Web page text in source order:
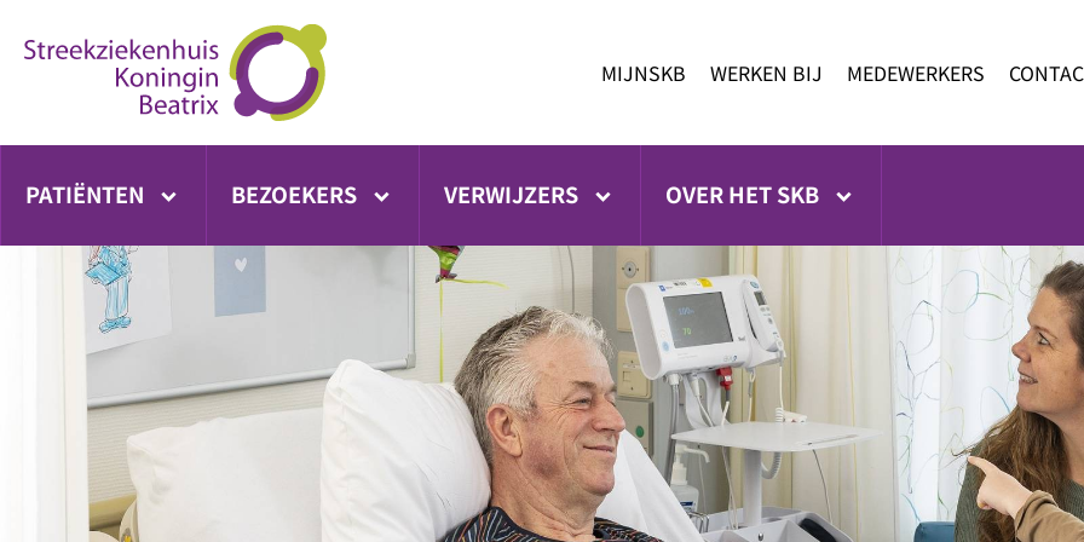
direct
MIJNSKB WERKEN BIJ MEDEWERKERS
PATIËNTEN BEZOEKERS VERWIJZERS OVER HET SKB